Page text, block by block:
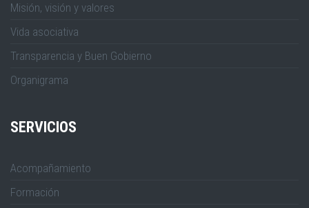
Misión, visión y valores
Vida asociativa
Transparencia y Buen Gobierno
Organigrama
SERVICIOS
Acompañamiento
Formación